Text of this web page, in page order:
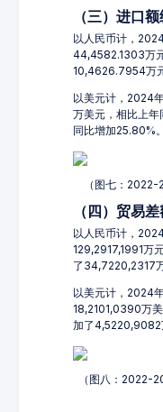
（三）进口
以人民币计，
44,4582.1303万
10,4626.7954万
以美元计，2024
万美元，相比上
同比增加25.80%。
（图七：2022-
（四）贸易
以人民币计，
129,2917,1991万
了34,7220,2317
以美元计，2024
18,2101,0390万
加了4,5220,9082
（图八：2022-